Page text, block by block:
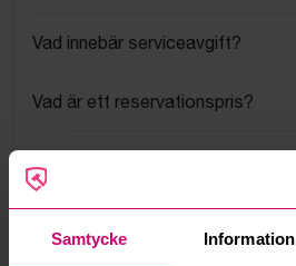
Samtycke Information
Vad innebär serviceavgift?
Vad är ett reservationspris?